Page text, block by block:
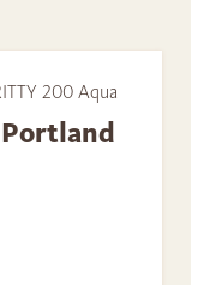
200 Aqua
Portland